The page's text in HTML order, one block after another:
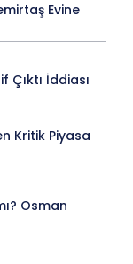
Evine
Çıktı İddiası
Kritik Piyasa
Osman